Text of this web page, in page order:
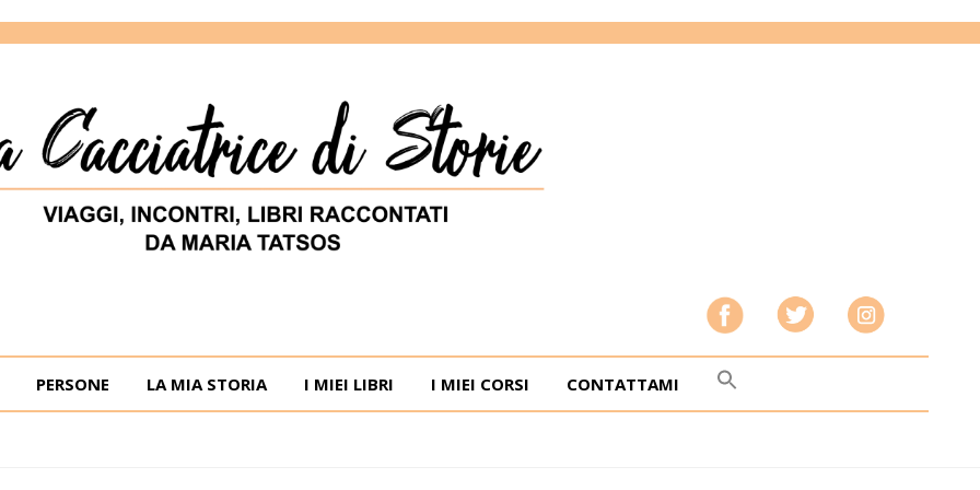
TATSOS
PERSONE LA MIA STORIA I MIEI LIBRI I MIEI CORSI CONTATTAMI